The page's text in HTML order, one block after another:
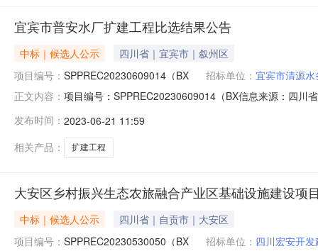
宜宾市普安水厂扩建工程比选结果公告
中标｜候选人公示
四川省｜宜宾市｜叙州区
项目编号： SPPREC20230609014（BX 招标单位： 宜宾市清源
正文内容： 项目编号：SPPREC20230609014（BX信息来源：四川
（项目业主）宜宾市清源水务集团有限公司联系电话
发布时间： 2023-06-21 11:59
相关产品：
扩建工程
大安区乡村振兴生态农旅融合产业区基础设施建设
中标｜候选人公示
四川省｜自贡市｜大安区
项目编号： SPPREC20230530050（BX 招标单位： 四川宏安开